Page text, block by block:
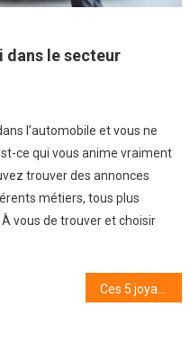
dans le secteur
l’automobile et vous ne
ce qui vous anime vraiment
trouver des annonces
métiers, tous plus
vous de trouver et choisir
Ces 5 joyaux méconnus autour de Montpellier sont à explorer !